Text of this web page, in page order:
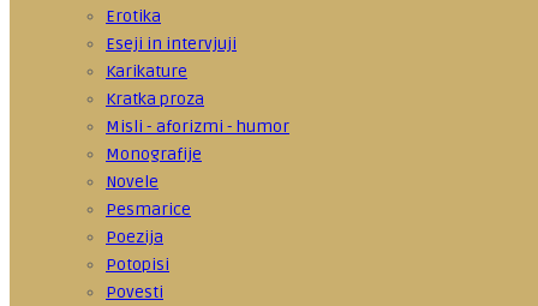
Erotika
Eseji in intervjuji
Karikature
Kratka proza
Misli - aforizmi - humor
Monografije
Novele
Pesmarice
Poezija
Potopisi
Povesti